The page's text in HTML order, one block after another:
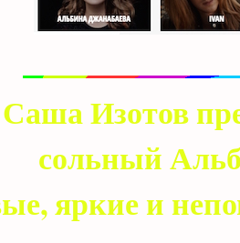
Изотов
сольный
яркие и